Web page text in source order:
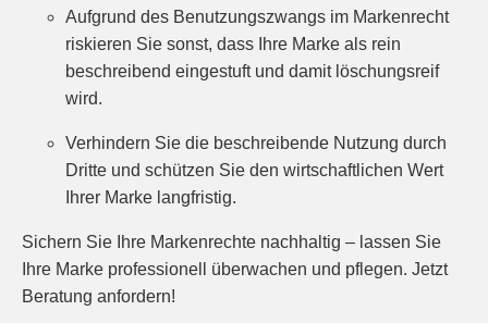
Aufgrund des Benutzungszwangs im Markenrecht
riskieren Sie sonst, dass Ihre Marke als rein
beschreibend eingestuft und damit löschungsreif
wird.
Verhindern Sie die beschreibende Nutzung durch
Dritte und schützen Sie den wirtschaftlichen Wert
Ihrer Marke langfristig.
Sichern Sie Ihre Markenrechte nachhaltig – lassen Sie
Ihre Marke professionell überwachen und pflegen. Jetzt
Beratung anfordern!